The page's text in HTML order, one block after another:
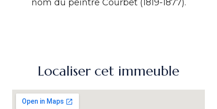
nom du peintre Courbet (1819-1877).
Localiser cet immeuble